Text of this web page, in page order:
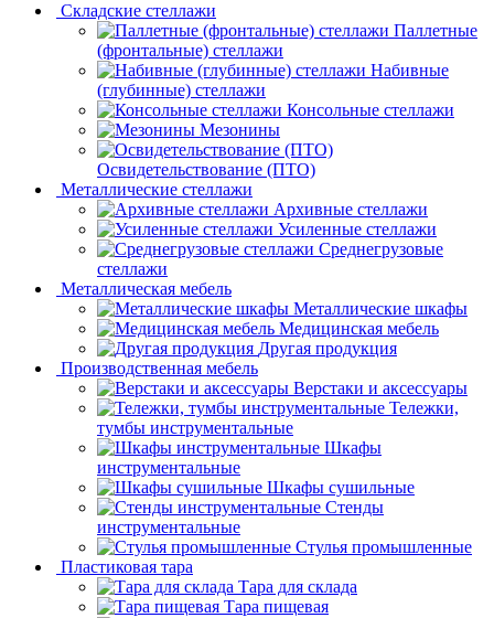
Складские стеллажи
Паллетные
(фронтальные) стеллажи
Набивные
(глубинные) стеллажи
Консольные стеллажи
Мезонины
Освидетельствование (ПТО)
Металлические стеллажи
Архивные стеллажи
Усиленные стеллажи
Среднегрузовые
стеллажи
Металлическая мебель
Металлические шкафы
Медицинская мебель
Другая продукция
Производственная мебель
Верстаки и аксессуары
Тележки,
тумбы инструментальные
Шкафы
инструментальные
Шкафы сушильные
Стенды
инструментальные
Cтулья промышленные
Пластиковая тара
Тара для склада
Тара пищевая